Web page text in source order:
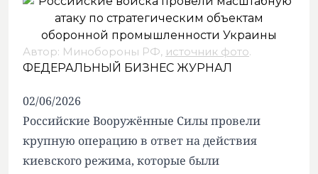
Автор: Минобороны РФ, источник фото.
ФЕДЕРАЛЬНЫЙ БИЗНЕС ЖУРНАЛ
02/06/2026
Российские Вооружённые Силы провели
крупную операцию в ответ на действия
киевского режима, которые были